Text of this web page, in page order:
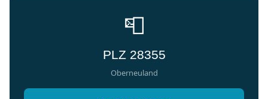
📮
PLZ 28355
Oberneuland